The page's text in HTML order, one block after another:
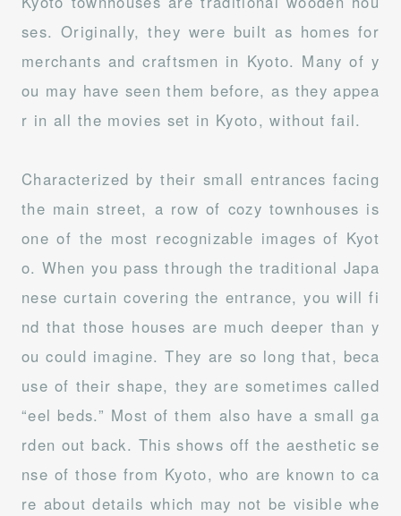
ses. Originally, they were built as homes for
merchants and craftsmen in Kyoto. Many of y
ou may have seen them before, as they appea
r in all the movies set in Kyoto, without fail.
Characterized by their small entrances facing
the main street, a row of cozy townhouses is
one of the most recognizable images of Kyot
o. When you pass through the traditional Japa
nese curtain covering the entrance, you will fi
nd that those houses are much deeper than y
ou could imagine. They are so long that, beca
use of their shape, they are sometimes called
“eel beds.” Most of them also have a small ga
rden out back. This shows off the aesthetic se
nse of those from Kyoto, who are known to ca
re about details which may not be visible whe